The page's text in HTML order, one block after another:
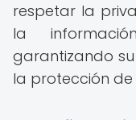
respetar la
la
garantizando
la protección